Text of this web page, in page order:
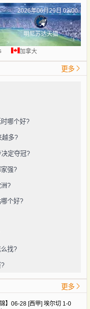
2026年06月29日 02:00
明尼苏达天猫
加拿大
更多
哪个好?
越多?
决定夺冠?
强?
?
个好?
找?
更多